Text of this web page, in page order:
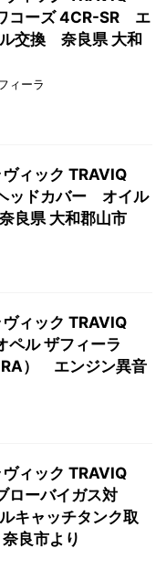
ーズ 4CR-SR エ
交換 奈良県 大和
ィーラ
ィック TRAVIQ
ドカバー オイル
良県 大和郡山市
ィック TRAVIQ
ル ザフィーラ
） エンジン異音
ィック TRAVIQ
ーバイガス対
キャッチタンク取
良市より